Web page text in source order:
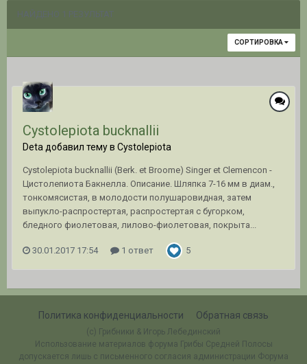
НАЙДЕНО 1 РЕЗУЛЬТАТ
СОРТИРОВКА
Cystolepiota bucknallii
Deta добавил тему в Cystolepiota
Cystolepiota bucknallii (Berk. et Broome) Singer et Clemencon -
Цистолепиота Бакнелла. Описание. Шляпка 7-16 мм в диам.,
тонкомясистая, в молодости полушаровидная, затем
выпукло-распростертая, распростертая с бугорком,
бледного фиолетовая, лилово-фиолетовая, покрыта...
30.01.2017 17:54 1 ответ 5
Политика конфиденциальности Обратная связь
(c) Грибники & Игорь Лебединский
Использование материалов форума Грибы Средней Полосы
допускается лишь с письменного согласия администрации Форума